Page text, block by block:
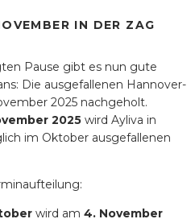
IN DER ZAG
Pause gibt es nun gute
Die ausgefallenen Hannover-
2025 nachgeholt.
2025 wird Ayliva in
im Oktober ausgefallenen
wird am 4. November